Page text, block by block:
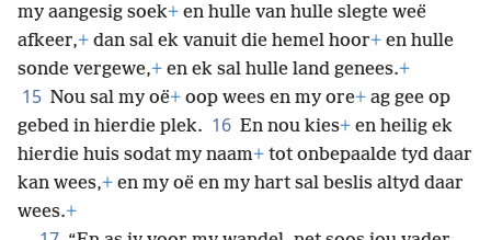
my aangesig soek+ en hulle van hulle slegte weë
afkeer,+ dan sal ek vanuit die hemel hoor+ en hulle
sonde vergewe,+ en ek sal hulle land genees.+
15 Nou sal my oë+ oop wees en my ore+ ag gee op
gebed in hierdie plek. 16 En nou kies+ en heilig ek
hierdie huis sodat my naam+ tot onbepaalde tyd daar
kan wees,+ en my oë en my hart sal beslis altyd daar
wees.+